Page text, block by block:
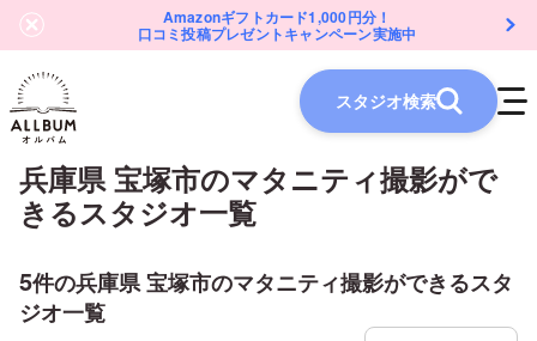
Amazonギフトカード1,000円分！
口コミ投稿プレゼントキャンペーン実施中
スタジオ検索
兵庫県 宝塚市のマタニティ撮影がで
きるスタジオ一覧
5件の兵庫県 宝塚市のマタニティ撮影ができるスタ
ジオ一覧